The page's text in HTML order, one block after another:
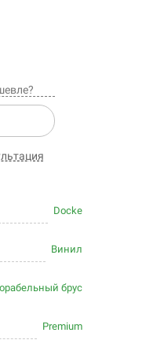
Docke
Винил
брус
Premium